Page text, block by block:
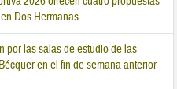
Dos Hermanas
por las salas de estudio de las
en el fin de semana anterior